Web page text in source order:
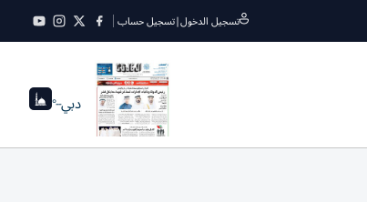
تسجيل الدخول|تسجيل حساب
دبي--°